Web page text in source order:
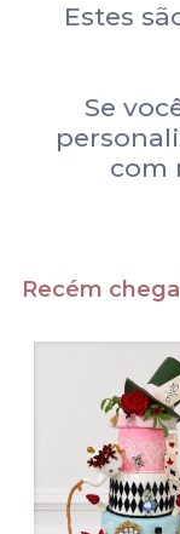
Estes
Se
com
Recém